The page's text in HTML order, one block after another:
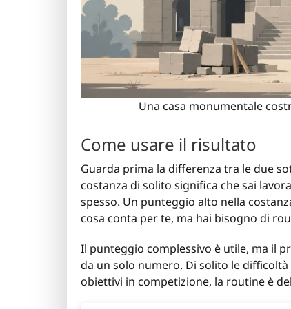
Una casa monumentale
Come usare il risultato
Guarda prima la differenza tra le due
costanza di solito significa che sai
spesso. Un punteggio alto nella
cosa conta per te, ma hai bisogno di
Il punteggio complessivo è utile, ma il
da un solo numero. Di solito le
obiettivi in competizione, la routine è